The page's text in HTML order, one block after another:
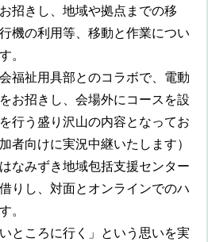
招きし、地域や拠点までの移
機の利用等、移動と作業につい
。
福祉用具部とのコラボで、電動
お招きし、会場外にコースを設
行う盛り沢山の内容となってお
者向けに実況中継いたします）
なみずき地域包括支援センター
りし、対面とオンラインでのハ
。
ところに行く」という思いを実